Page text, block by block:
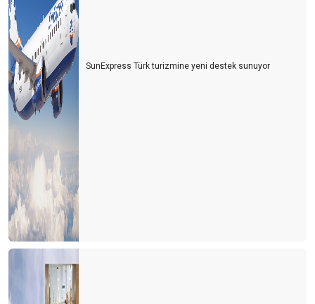
SunExpress Türk turizmine yeni destek sunuyor